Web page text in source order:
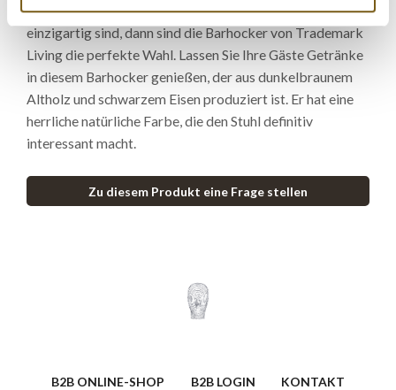
Wenn Sie nach Barhockern suchen, die rustikal und
einzigartig sind, dann sind die Barhocker von Trademark
Living die perfekte Wahl. Lassen Sie Ihre Gäste Getränke
in diesem Barhocker genießen, der aus dunkelbraunem
Altholz und schwarzem Eisen produziert ist. Er hat eine
herrliche natürliche Farbe, die den Stuhl definitiv
interessant macht.
Zu diesem Produkt eine Frage stellen
B2B ONLINE-SHOP B2B LOGIN KONTAKT